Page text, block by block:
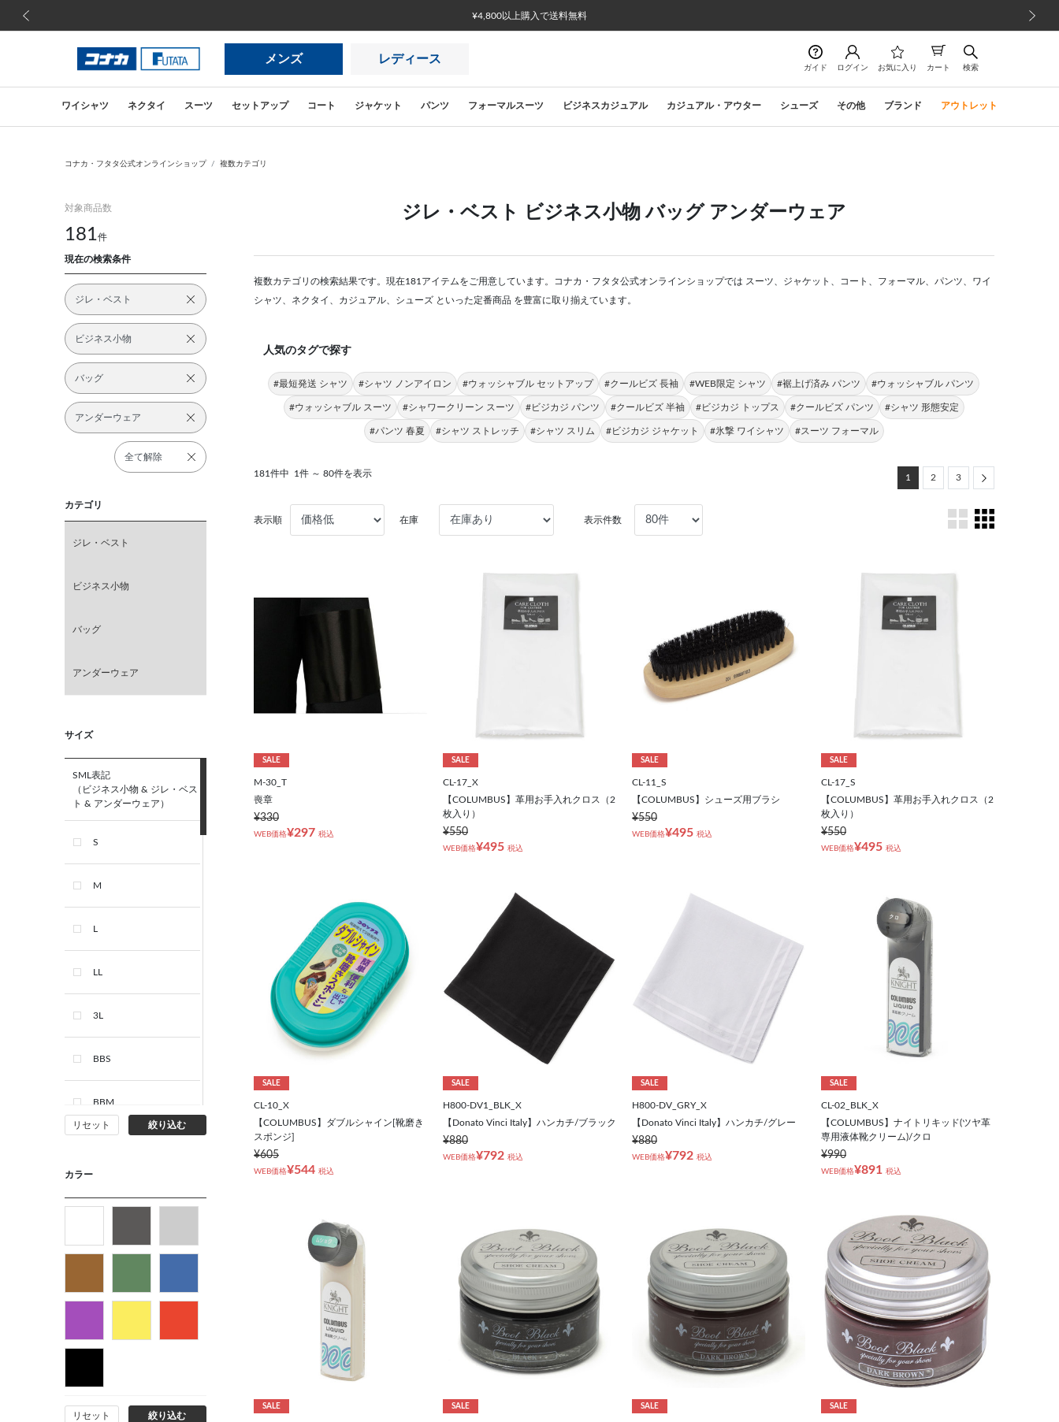
¥4,800以上購入で送料無料
メンズ レディース
ガイド ログイン お気に入り カート 検索
ワイシャツ ネクタイ スーツ セットアップ コート ジャケット パンツ フォーマルスーツ ビジネスカジュアル カジュアル・アウター シューズ その他 ブランド アウトレット
コナカ・フタタ公式オンラインショップ 複数カテゴリ
対象商品数
181件
現在の検索条件
ジレ・ベスト
ビジネス小物
バッグ
アンダーウェア
全て解除
カテゴリ
ジレ・ベスト
ビジネス小物
バッグ
アンダーウェア
サイズ
SML表記
（ビジネス小物 & ジレ・ベス
ト & アンダーウェア）
S
M
L
LL
3L
BBS
BBM
（ビジネス小物 & ジレ・ベス
リセット 絞り込む
カラー
リセット 絞り込む
ジレ・ベスト ビジネス小物 バッグ アンダーウェア
複数カテゴリの検索結果です。現在181アイテムをご用意しています。コナカ・フタタ公式オンラインショップでは スーツ、ジャケット、コート、フォーマル、パンツ、ワイ
シャツ、ネクタイ、カジュアル、シューズ といった定番商品 を豊富に取り揃えています。
人気のタグで探す
#最短発送 シャツ #シャツ ノンアイロン #ウォッシャブル セットアップ #クールビズ 長袖 #WEB限定 シャツ #裾上げ済み パンツ #ウォッシャブル パンツ
#ウォッシャブル スーツ #シャワークリーン スーツ #ビジカジ パンツ #クールビズ 半袖 #ビジカジ トップス #クールビズ パンツ #シャツ 形態安定
#パンツ 春夏 #シャツ ストレッチ #シャツ スリム #ビジカジ ジャケット #氷撃 ワイシャツ #スーツ フォーマル
181件中 1件 ～ 80件を表示 1 2 3 Next
表示順 在庫 表示件数
SALE
M-30_T
喪章
¥330
WEB価格¥297 税込
SALE
CL-17_X
【COLUMBUS】革用お手入れクロス（2
枚入り）
¥550
WEB価格¥495 税込
SALE
CL-11_S
【COLUMBUS】シューズ用ブラシ
¥550
WEB価格¥495 税込
SALE
CL-17_S
【COLUMBUS】革用お手入れクロス（2
枚入り）
¥550
WEB価格¥495 税込
SALE
CL-10_X
【COLUMBUS】ダブルシャイン[靴磨き
スポンジ]
¥605
WEB価格¥544 税込
SALE
H800-DV1_BLK_X
【Donato Vinci Italy】ハンカチ/ブラック
¥880
WEB価格¥792 税込
SALE
H800-DV_GRY_X
【Donato Vinci Italy】ハンカチ/グレー
¥880
WEB価格¥792 税込
SALE
CL-02_BLK_X
【COLUMBUS】ナイトリキッド(ツヤ革
専用液体靴クリーム)/クロ
¥990
WEB価格¥891 税込
SALE SALE SALE SALE